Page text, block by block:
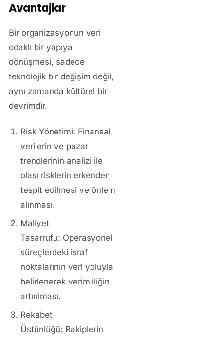
Avantajlar
Bir organizasyonun veri
odaklı bir yapıya
dönüşmesi, sadece
teknolojik bir değişim değil,
aynı zamanda kültürel bir
devrimdir.
Risk Yönetimi: Finansal
verilerin ve pazar
trendlerinin analizi ile
olası risklerin erkenden
tespit edilmesi ve önlem
alınması.
Maliyet
Tasarrufu: Operasyonel
süreçlerdeki israf
noktalarının veri yoluyla
belirlenerek verimliliğin
artırılması.
Rekabet
Üstünlüğü: Rakiplerin